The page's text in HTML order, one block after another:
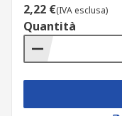
2,22 €(IVA esclusa)
Quantità